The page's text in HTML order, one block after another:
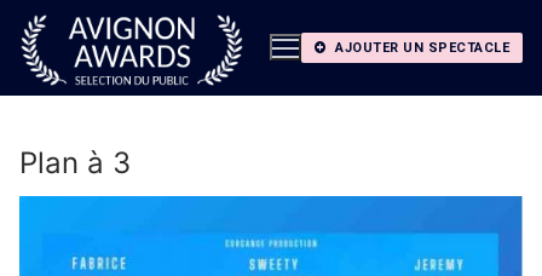
Aller
contenu
AJOUTER UN SPECTACLE
Plan à 3